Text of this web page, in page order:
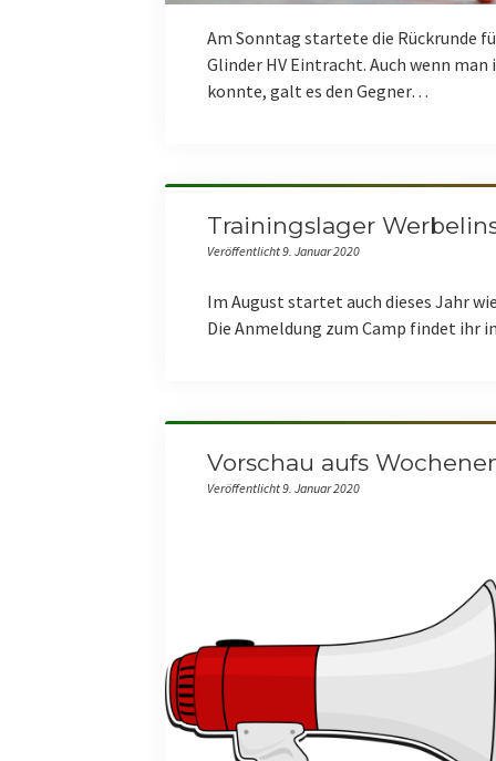
Am Sonntag startete die Rückrunde
Glinder HV Eintracht. Auch wenn
konnte, galt es den Gegner…
Trainingslager
Veröffentlicht 9. Januar 2020
Im August startet auch dieses Jahr
Die Anmeldung zum Camp findet ihr
Vorschau aufs
Veröffentlicht 9. Januar 2020